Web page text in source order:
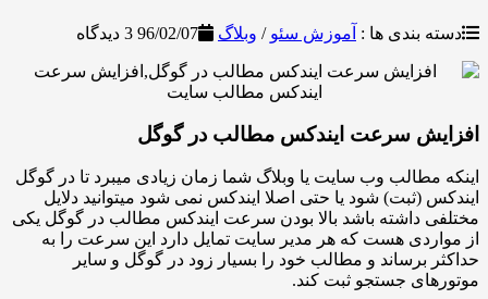
بندی ها :آموزش سئو /وبلاگ 96/02/07 3 دیدگاه
سرعت ایندکس مطالب در گوگل
وب سایت یا وبلاگ شما زمان زیادی میبرد تا در گوگل
(ثبت) شود یا حتی اصلا ایندکس نمی شود میتوانید دلایل
داشته باشد بالا بودن سرعت ایندکس مطالب در گوگل یکی
هست که هر مدیر سایت تمایل دارد این سرعت را به
برساند و مطالب خود را بسیار زود در گوگل و سایر
جستجو ثبت کند.